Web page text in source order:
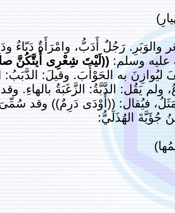
رَجُلٌ أَدَبُّ، وامْرَأَةٌ دَبّاءُ
عليه وسلم: ((لَيْتَ شِعْرِى أَيتَّكُنَّ
ليُوازِنَ به الحَوْأَبَ. وقيلَ:
يَقُل: الدَّبَّةُ: الزَّغَبَةُ بالهاءِ.
فيُقال: ((أَوْدَى دَرِمٌ)) وقد
جُؤَيَّةَ الهُذَلَيُّ: